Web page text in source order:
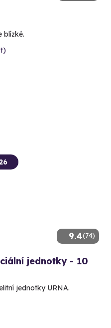
blízké.
9.4(74)
jednotky - 10
jednotky URNA.